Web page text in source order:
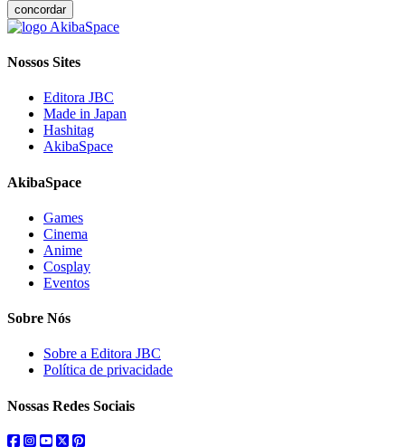
concordar
Nossos Sites
Editora JBC
Made in Japan
Hashitag
AkibaSpace
AkibaSpace
Games
Cinema
Anime
Cosplay
Eventos
Sobre Nós
Sobre a Editora JBC
Política de privacidade
Nossas Redes Sociais
facebook
instagram
youtube
twitterpinterest